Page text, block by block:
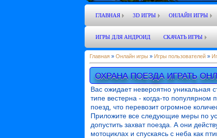
ГЛАВНАЯ 3D ИГРЫ ОНЛАЙН ИГРЫ
ИГРЫ ДЛЯ АНДРОИД СКАЧАТЬ ИГРЫ
Главная » Онлайн игры » Игры пользователей »
ОХРАНА ПОЕЗДА ИГРАТЬ
Вас ожидает невероятно уникальная
типе вестерна - когда-то
поезд, что перевозит огромное
Приложите все следующие меры по
допустить захват поезда. А они
мотоциклах и спускаясь с неба как